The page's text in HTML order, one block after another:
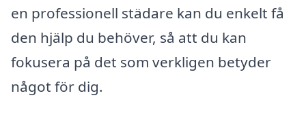
en professionell städare kan du enkelt få
den hjälp du behöver, så att du kan
fokusera på det som verkligen betyder
något för dig.